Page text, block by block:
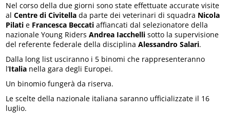
Nel corso della due giorni sono state effettuate accurate visite
alCentre di Civitella da parte dei veterinari di squadra Nicola
Pilati e Francesca Beccati affiancati dal selezionatore della
nazionale Young RidersAndrea Iacchellisotto la supervisione
del referente federale della disciplinaAlessandro Salari.
Dalla long list usciranno i 5 binomi che rappresenteranno
l’Italia nella gara degli Europei.
Un binomio fungerà da riserva.
Le scelte della nazionale italiana saranno ufficializzate il 16
luglio.